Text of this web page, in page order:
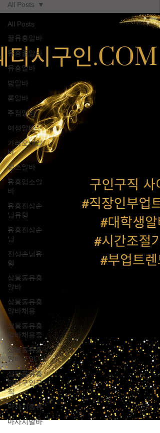
All Posts
꿀유흥알바
유흥꿀알바
유흥알바
밤알바
룸알바
주점알바
여성알바
가라오케알
바
업소알바
유흥업소알
바
유흥진상손
님유형
유흥진상손
님
진상손님유
형
상봉동유흥
알바
상봉동유흥
알바채용
상봉동유흥
알바채용중
상봉동유흥
알바구인
상봉동유흥
알바구인구
직
마사지종류
마사지알바
All Posts